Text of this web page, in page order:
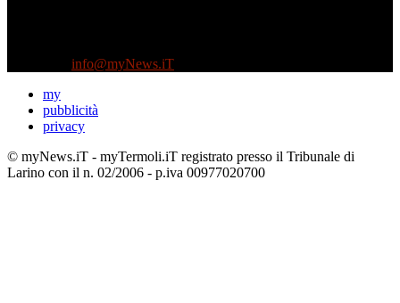
info@myNews.iT
my
pubblicità
privacy
© myNews.iT - myTermoli.iT registrato presso il Tribunale di
Larino con il n. 02/2006 - p.iva 00977020700